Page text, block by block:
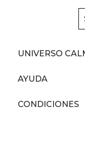
UNIVERSO
AYUDA
CONDICIONES